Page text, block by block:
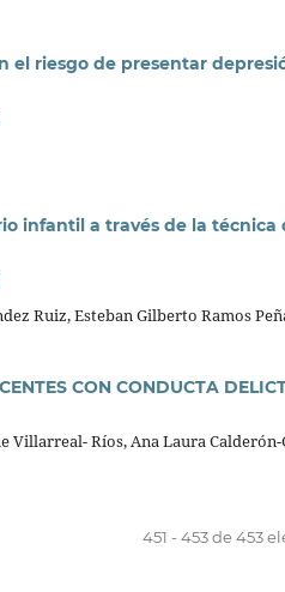
el riesgo de presentar
infantil a través de la técnica
Ruiz, Esteban Gilberto Ramos
CON CONDUCTA
Villarreal- Ríos, Ana Laura
451 - 453 de 453